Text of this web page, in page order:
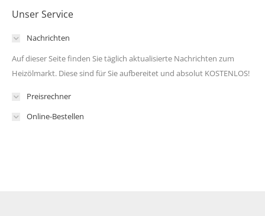
Unser Service
Nachrichten
Auf dieser Seite finden Sie täglich aktualisierte Nachrichten zum
Heizölmarkt. Diese sind für Sie aufbereitet und absolut KOSTENLOS!
Preisrechner
Online-Bestellen